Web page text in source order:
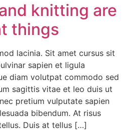
knitting are
things
lacinia. Sit amet cursus sit
sapien et ligula
diam volutpat commodo sed
sagittis vitae et leo duis ut
pretium vulputate sapien
bibendum. At risus
Duis at tellus […]